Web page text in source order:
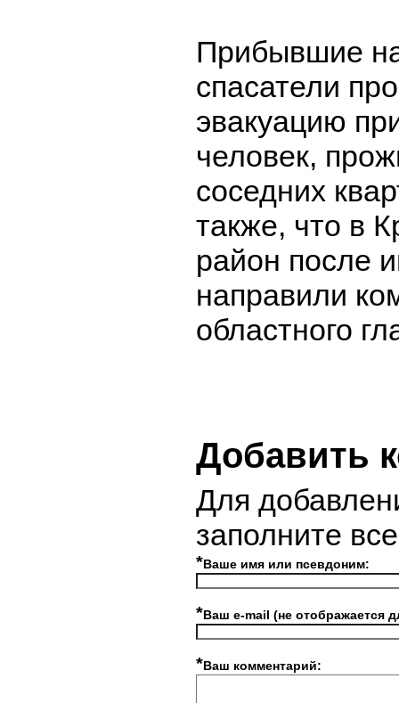
Прибывшие
спасатели
эвакуацию
человек,
соседних
также, что в
район после
направили
областного
Добавить
Для
заполните
*Ваше имя или псевдоним:
*Ваш e-mail (не отображается
*Ваш комментарий: